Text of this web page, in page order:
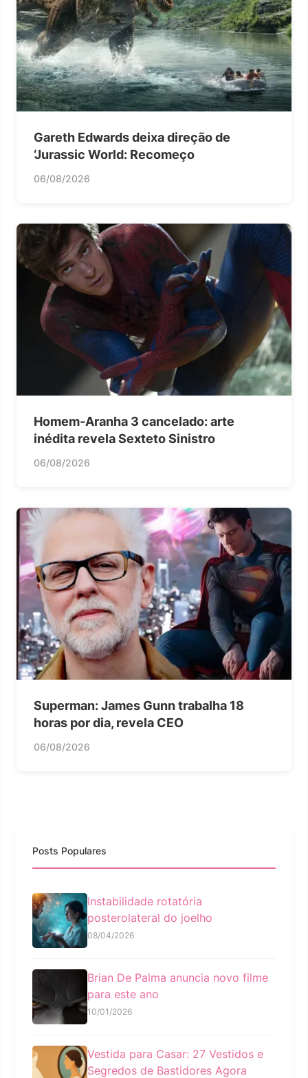
Gareth Edwards deixa direção de
‘Jurassic World: Recomeço
06/08/2026
Homem-Aranha 3 cancelado: arte
inédita revela Sexteto Sinistro
06/08/2026
Superman: James Gunn trabalha 18
horas por dia, revela CEO
06/08/2026
Posts Populares
Instabilidade rotatória
posterolateral do joelho
08/04/2026
Brian De Palma anuncia novo filme
para este ano
10/01/2026
Vestida para Casar: 27 Vestidos e
Segredos de Bastidores Agora